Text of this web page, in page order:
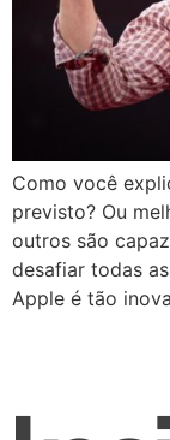
Como você
previsto? Ou
outros são
desafiar todas
Apple é tão